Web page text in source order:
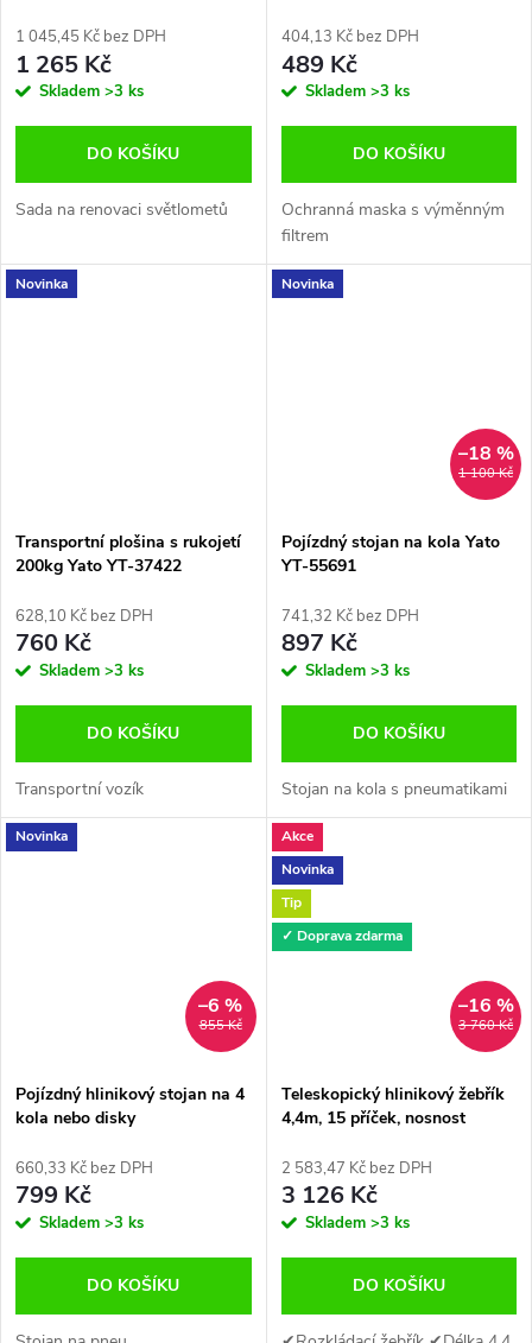
1 045,45 Kč bez DPH
1 265 Kč
Skladem >3 ks
DO KOŠÍKU
Sada na renovaci světlometů
404,13 Kč bez DPH
489 Kč
Skladem >3 ks
DO KOŠÍKU
Ochranná maska s výměnným
filtrem
Novinka
Transportní plošina s rukojetí
200kg Yato YT-37422
628,10 Kč bez DPH
760 Kč
Skladem >3 ks
DO KOŠÍKU
Transportní vozík
Novinka
1 100 Kč
–18 %
Pojízdný stojan na kola Yato
YT-55691
741,32 Kč bez DPH
897 Kč
Skladem >3 ks
DO KOŠÍKU
Stojan na kola s pneumatikami
Novinka
855 Kč
–6 %
Pojízdný hlinikový stojan na 4
kola nebo disky
660,33 Kč bez DPH
799 Kč
Skladem >3 ks
DO KOŠÍKU
Akce
Novinka
Tip
✓ Doprava zdarma
3 760 Kč
–16 %
Teleskopický hlinikový žebřík
4,4m, 15 příček, nosnost
2 583,47 Kč bez DPH
3 126 Kč
Skladem >3 ks
DO KOŠÍKU